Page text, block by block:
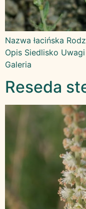
Nazwa łacińska
Opis Siedlisko
Galeria
Reseda